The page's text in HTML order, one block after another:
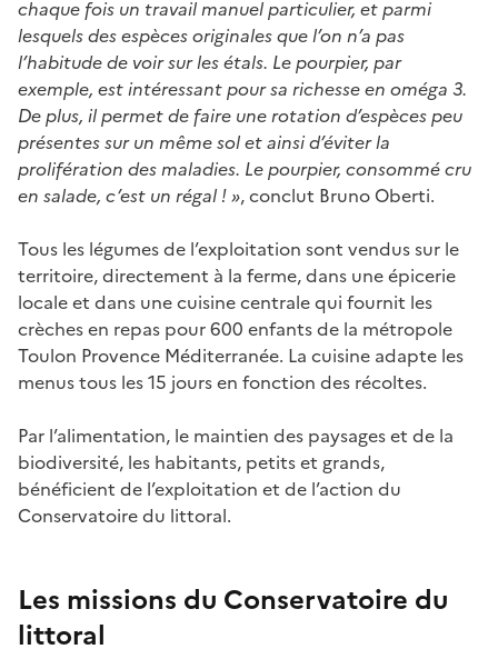
chaque fois un travail manuel particulier, et parmi
lesquels des espèces originales que l’on n’a pas
l’habitude de voir sur les étals. Le pourpier, par
exemple, est intéressant pour sa richesse en oméga 3.
De plus, il permet de faire une rotation d’espèces peu
présentes sur un même sol et ainsi d’éviter la
prolifération des maladies. Le pourpier, consommé cru
en salade, c’est un régal ! », conclut Bruno Oberti.
Tous les légumes de l’exploitation sont vendus sur le
territoire, directement à la ferme, dans une épicerie
locale et dans une cuisine centrale qui fournit les
crèches en repas pour 600 enfants de la métropole
Toulon Provence Méditerranée. La cuisine adapte les
menus tous les 15 jours en fonction des récoltes.
Par l’alimentation, le maintien des paysages et de la
biodiversité, les habitants, petits et grands,
bénéficient de l’exploitation et de l’action du
Conservatoire du littoral.
Les missions du Conservatoire du
littoral